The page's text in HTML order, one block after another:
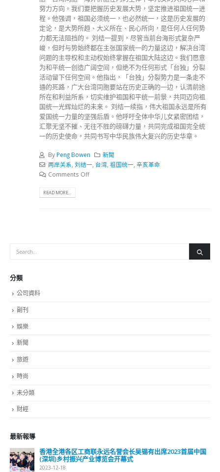
努力方向。我们要把握历史发展大势，坚定推进祖国统一进
程。他强调，祖国必须统一，也必然统一，这是历史发展的
定论，是大势所趋、大义所在、民心所向，是任何人任何势
力都无法阻挡的。 刘结一提到，尽管当前台海形式复杂严
峻，但时与势始终都在主张国家统一的力量这边，解决台湾
问题的主导权和主动权始终掌握在祖国大陆这边。我们愿意
为和平统一创造广阔空间，但绝不为任何形式「台独」分裂
活动留下任何空间。他指出，「台独」分裂势力是一条走不
通的死路，广大台湾同胞要站在历史正确的一边，认清前途
所在和利益所系，切实维护祖国和平统一前景，共同迈向祖
国统一光辉灿烂的未来。 刘结一续指，伟大祖国永远是所有
爱国统一力量的坚强后盾。他呼吁全体中华儿女紧密团结，
汇聚无坚不摧、无往不胜的磅礴力量，共同完成祖国完全统
一的历史使命，共同书写中华民族伟大复兴的历史华章。
By Peng Bowen
新聞
两岸关系, 刘结一, 台湾, 祖国统一, 辛亥革命
Comments Off
READ MORE...
分類
公司資料
副刊
娛樂
新聞
旅遊
時尚
未分類
財經
最新報導
香港全港各区工商联永远名誉会长吴锡有出席2023首届中国
(深圳)乡村振兴产业博览会开幕式
2023-12-18